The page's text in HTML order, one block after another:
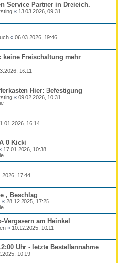
Service Partner in Dreieich.
« 13.03.2026, 09:31
« 06.03.2026, 19:46
keine Freischaltung mehr
16:11
Hier: Befestigung
« 09.02.2026, 10:31
16:14
0 Kicki
17.01.2026, 10:38
17:44
, Beschlag
« 28.12.2025, 17:25
am Heinkel
« 10.12.2025, 10:11
Uhr - letzte Bestellannahme
10:19